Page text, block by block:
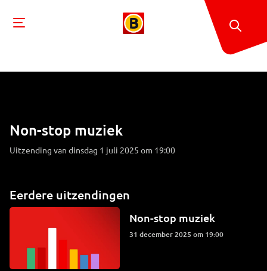
Non-stop muziek
Uitzending van dinsdag 1 juli 2025 om 19:00
Eerdere uitzendingen
Non-stop muziek
31 december 2025 om 19:00